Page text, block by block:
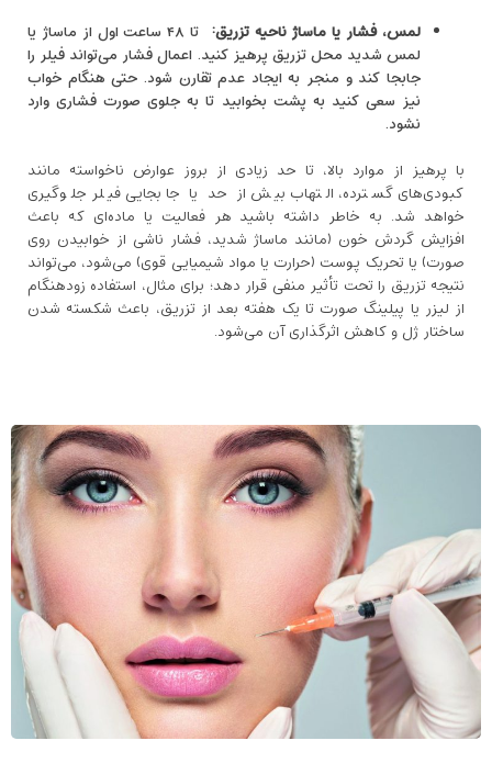
لمس، فشار یا ماساژ ناحیه تزریق:
تا ۴۸ ساعت اول از ماساژ یا
لمس شدید محل تزریق پرهیز کنید. اعمال فشار می‌تواند فیلر را
جا‌بجا کند و منجر به ایجاد عدم تقارن شود. حتی هنگام خواب
نیز سعی کنید به پشت بخوابید تا به جلوی صورت فشاری وارد
نشود.
با پرهیز از موارد بالا، تا حد زیادی از بروز عوارض ناخواسته مانند
کبودی‌های گسترده، التهاب بیش از حد یا جابجایی فیلر جلوگیری
خواهد شد. به خاطر داشته باشید هر فعالیت یا ماده‌ای که باعث
افزایش گردش خون (مانند ماساژ شدید، فشار ناشی از خوابیدن روی
صورت) یا تحریک پوست (حرارت یا مواد شیمیایی قوی) می‌شود، می‌تواند
نتیجه تزریق را تحت تأثیر منفی قرار دهد؛ برای مثال، استفاده زودهنگام
از لیزر یا پیلینگ صورت تا یک هفته بعد از تزریق، باعث شکسته شدن
ساختار ژل و کاهش اثرگذاری آن می‌شود.